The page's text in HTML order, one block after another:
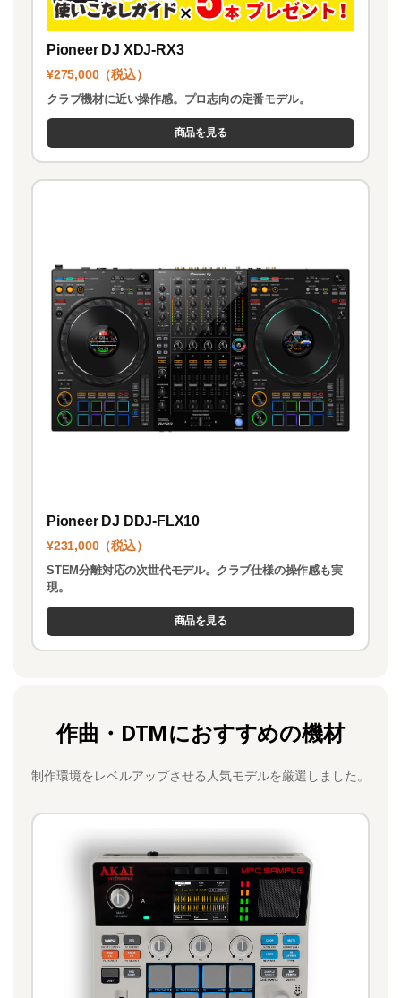
Pioneer DJ XDJ-RX3
¥275,000（税込）
クラブ機材に近い操作感。プロ志向の定番モデル。
商品を見る
Pioneer DJ DDJ-FLX10
¥231,000（税込）
STEM分離対応の次世代モデル。クラブ仕様の操作感も実
現。
商品を見る
作曲・DTMにおすすめの機材
制作環境をレベルアップさせる人気モデルを厳選しました。